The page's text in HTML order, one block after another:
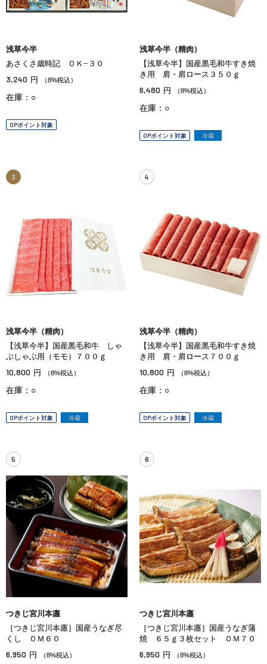
浅草今半
あさくさ歳時記 ＯＫ−３０
3,240 円 （8%税込）
在庫：○
OPポイント対象
浅草今半（精肉）
【浅草今半】国産黒毛和牛すき焼
き用 肩・肩ロース３５０ｇ
6,480 円 （8%税込）
在庫：○
OPポイント対象 冷蔵
3
浅草今半（精肉）
【浅草今半】国産黒毛和牛 しゃ
ぶしゃぶ用（モモ）７００ｇ
10,800 円 （8%税込）
在庫：○
OPポイント対象 冷蔵
4
浅草今半（精肉）
【浅草今半】国産黒毛和牛すき焼
き用 肩・肩ロース７００ｇ
10,800 円 （8%税込）
在庫：○
OPポイント対象 冷蔵
5
つきじ宮川本廛
［つきじ宮川本廛］国産うなぎ尽
くし ＯＭ６０
6,950 円 （8%税込）
6
つきじ宮川本廛
［つきじ宮川本廛］国産うなぎ蒲
焼 ６５ｇ３枚セット ＯＭ７０
6,950 円 （8%税込）